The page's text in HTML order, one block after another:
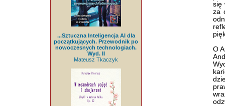
...Sztuczna Inteligencja AI dla
początkujących. Przewodnik po
nowoczesnych technologiach.
Wyd. II
Mateusz Tkaczyk
się
za
O